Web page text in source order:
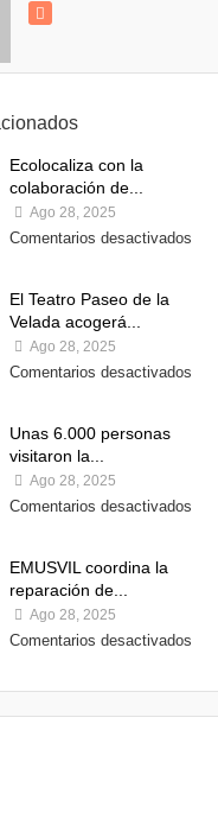
Ecolocaliza con la
colaboración de...
Ago 28, 2025
Comentarios desactivados
El Teatro Paseo de la
Velada acogerá...
Ago 28, 2025
Comentarios desactivados
Unas 6.000 personas
visitaron la...
Ago 28, 2025
Comentarios desactivados
EMUSVIL coordina la
reparación de...
Ago 28, 2025
Comentarios desactivados